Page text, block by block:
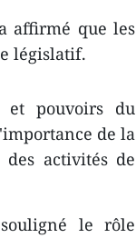
affirmé que les
législatif.
et pouvoirs du
de la
activités de
le rôle